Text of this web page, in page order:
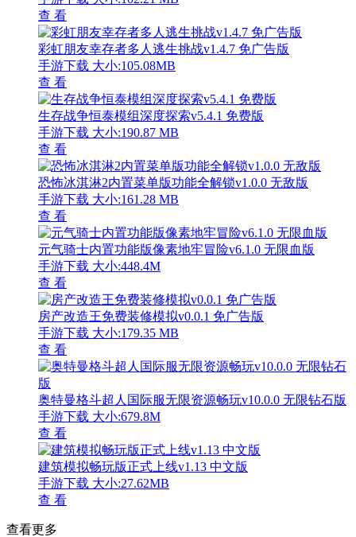
二战前线战略模拟沉浸式战场v1.6.5 无限银币版
手游下载 大小:192.46MB
海洋净化者垂钓方舟报告v1.2.3 无限金币版
手游下载 大小:66.39MB
罗布乐思中文版上线国际沙盒新v2.630.554 无限罗币版
手游下载 大小:168.75 MB
文明大冒险经典角色免费畅玩v1.0 内购版
手游下载 大小:107.93MB
查看更多
保卫萝卜3全主题塔防新v4.13.0 无限生命版
手游下载
查 看
火柴人无双战将畅玩版内置功能v1.0.1 全武器解锁版
手游下载 大小:127.56M
查 看
闲侠江湖全中文武侠游戏v6.2.7 免费版
手游下载 大小:361MB
查 看
迷你小镇世界内置菜单免费畅玩v1.0.0 完整版